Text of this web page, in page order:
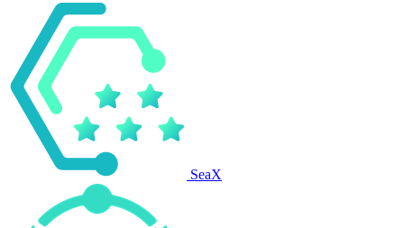
SeaX